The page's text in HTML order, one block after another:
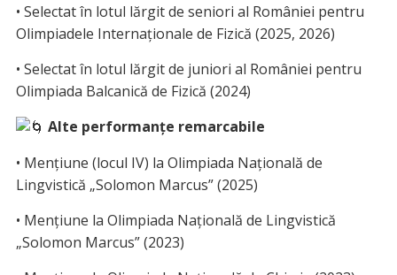
• Selectat în lotul lărgit de seniori al României pentru
Olimpiadele Internaționale de Fizică (2025, 2026)
• Selectat în lotul lărgit de juniori al României pentru
Olimpiada Balcanică de Fizică (2024)
Alte performanțe remarcabile
• Mențiune (locul IV) la Olimpiada Națională de
Lingvistică „Solomon Marcus” (2025)
• Mențiune la Olimpiada Națională de Lingvistică
„Solomon Marcus” (2023)